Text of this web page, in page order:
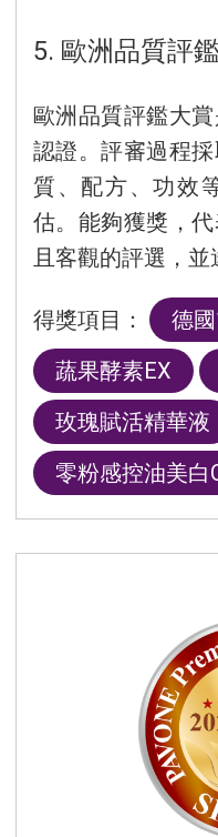
5. 歐洲品質評
歐洲品質評鑑大
認證。評審過程
質、配方、功效
估。能夠獲獎，
且客觀的評選，並
得獎項目：
德
蔬果酵素EX
玫瑰賦活精華液
零粉感控油美白